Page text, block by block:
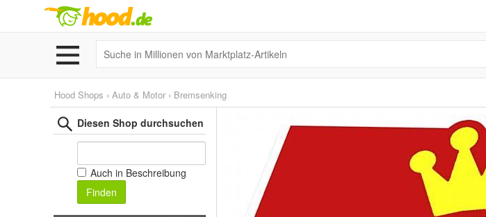
Hood Shops › Auto & Motor › Bremsenking
Diesen Shop durchsuchen
Auch in Beschreibung
Finden